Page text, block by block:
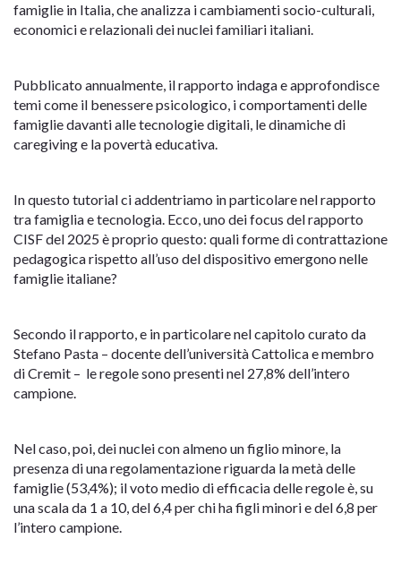
famiglie in Italia, che analizza i cambiamenti socio-culturali,
economici e relazionali dei nuclei familiari italiani.
Pubblicato annualmente, il rapporto indaga e approfondisce
temi come il benessere psicologico, i comportamenti delle
famiglie davanti alle tecnologie digitali, le dinamiche di
caregiving e la povertà educativa.
In questo tutorial ci addentriamo in particolare nel rapporto
tra famiglia e tecnologia. Ecco, uno dei focus del rapporto
CISF del 2025 è proprio questo: quali forme di contrattazione
pedagogica rispetto all’uso del dispositivo emergono nelle
famiglie italiane?
Secondo il rapporto, e in particolare nel capitolo curato da
Stefano Pasta – docente dell’università Cattolica e membro
di Cremit – le regole sono presenti nel 27,8% dell’intero
campione.
Nel caso, poi, dei nuclei con almeno un figlio minore, la
presenza di una regolamentazione riguarda la metà delle
famiglie (53,4%); il voto medio di efficacia delle regole è, su
una scala da 1 a 10, del 6,4 per chi ha figli minori e del 6,8 per
l’intero campione.